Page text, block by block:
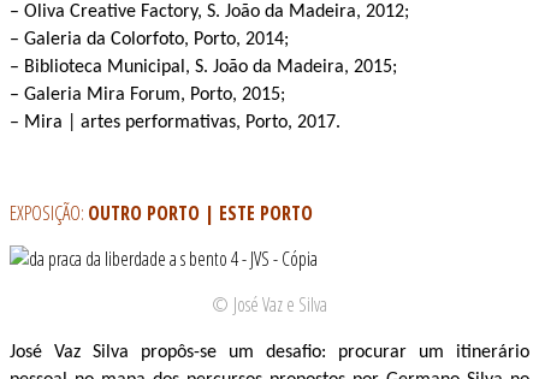
– Oliva Creative Factory, S. João da Madeira, 2012;
– Galeria da Colorfoto, Porto, 2014;
– Biblioteca Municipal, S. João da Madeira, 2015;
– Galeria Mira Forum, Porto, 2015;
– Mira | artes performativas, Porto, 2017.
EXPOSIÇÃO: OUTRO PORTO | ESTE PORTO
© José Vaz e Silva
José Vaz Silva propôs-se um desafio: procurar um itinerário